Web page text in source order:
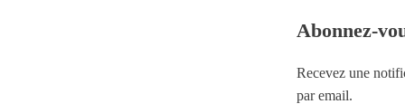
Abonnez-
Recevez une
par email.